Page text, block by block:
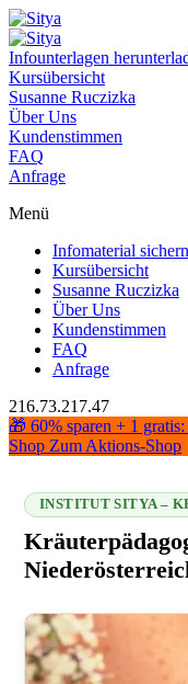
Infounterlagen
Kursübersicht
Susanne Ruczizka
Über Uns
Kundenstimmen
FAQ
Anfrage
Menü
Infomaterial sichern
Kursübersicht
Susanne Ruczizka
Über Uns
Kundenstimmen
FAQ
Anfrage
216.73.217.47
🎁 60% sparen + 1
Shop Zum Aktions-Shop
INSTITUT SITYA –
216.73.217.47 2026-